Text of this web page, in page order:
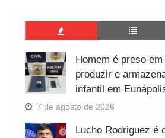
Homem é preso
produzir e
infantil em
7 de agosto de 2026
Lucho Rodriguez é